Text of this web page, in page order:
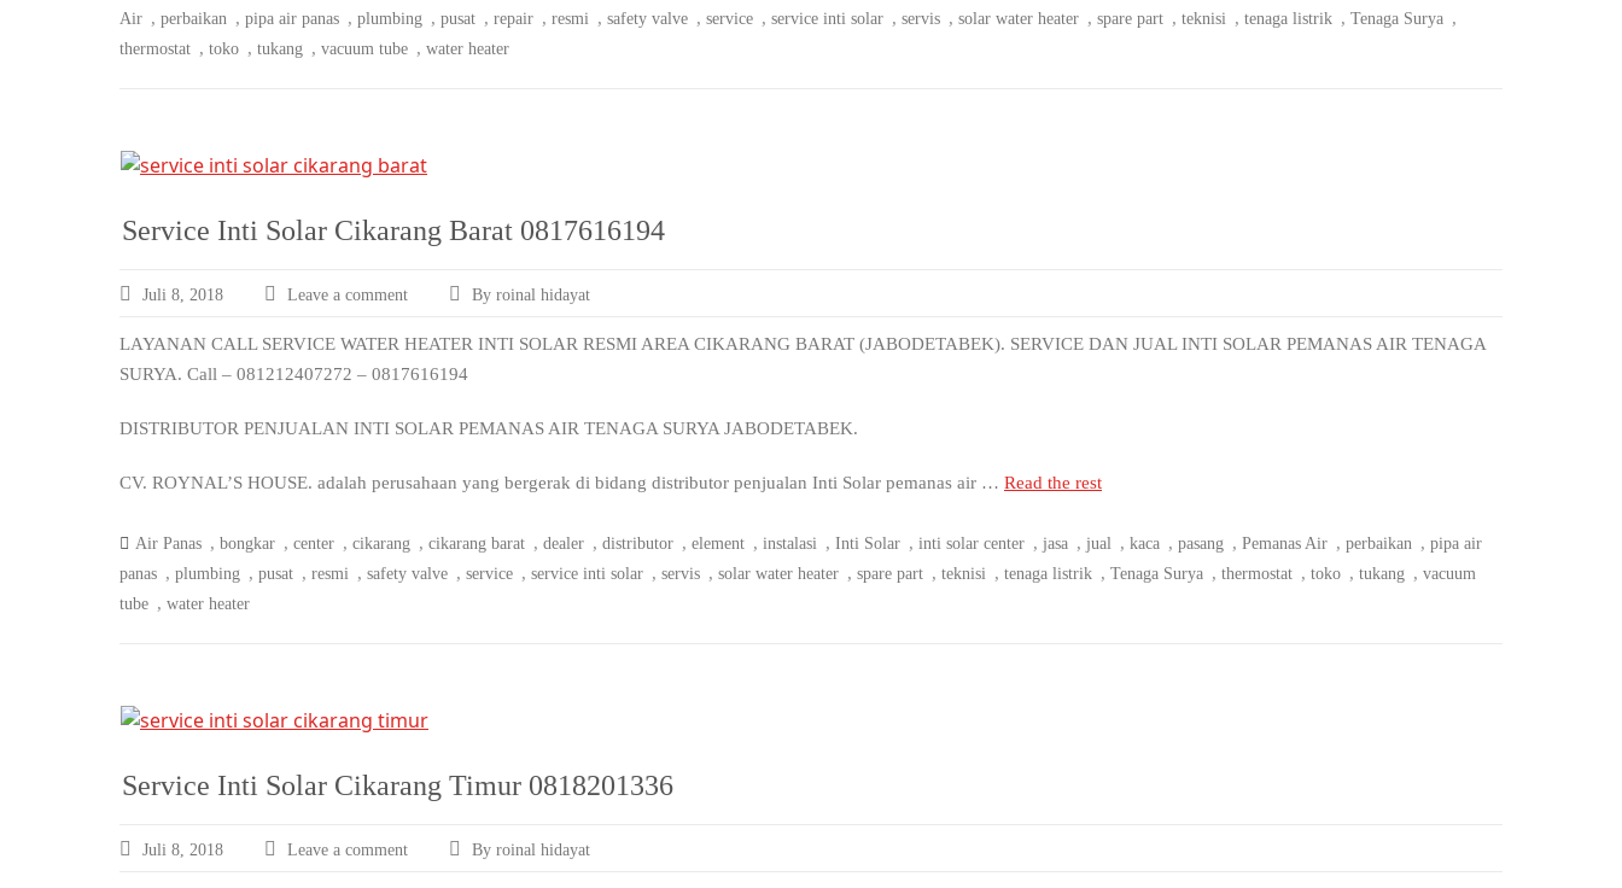
Air , perbaikan , pipa air panas , plumbing , pusat , repair , resmi , safety valve , service , service inti solar , servis , solar water heater , spare part , teknisi , tenaga listrik , Tenaga Surya ,
thermostat , toko , tukang , vacuum tube , water heater
Service Inti Solar Cikarang Barat 0817616194
Juli 8, 2018 Leave a comment By roinal hidayat
LAYANAN CALL SERVICE WATER HEATER INTI SOLAR RESMI AREA CIKARANG BARAT (JABODETABEK). SERVICE DAN JUAL INTI SOLAR PEMANAS AIR TENAGA
SURYA. Call – 081212407272 – 0817616194
DISTRIBUTOR PENJUALAN INTI SOLAR PEMANAS AIR TENAGA SURYA JABODETABEK.
CV. ROYNAL’S HOUSE. adalah perusahaan yang bergerak di bidang distributor penjualan Inti Solar pemanas air … Read the rest
Air Panas , bongkar , center , cikarang , cikarang barat , dealer , distributor , element , instalasi , Inti Solar , inti solar center , jasa , jual , kaca , pasang , Pemanas Air , perbaikan , pipa air
panas , plumbing , pusat , resmi , safety valve , service , service inti solar , servis , solar water heater , spare part , teknisi , tenaga listrik , Tenaga Surya , thermostat , toko , tukang , vacuum
tube , water heater
Service Inti Solar Cikarang Timur 0818201336
Juli 8, 2018 Leave a comment By roinal hidayat